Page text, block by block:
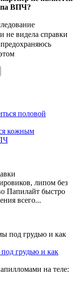
ВПЧ?
не видела справки
половой
кожным
липом без
Папилайт быстро
всего...
грудью и как